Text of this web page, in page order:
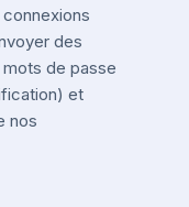
des
de passe
et
nos